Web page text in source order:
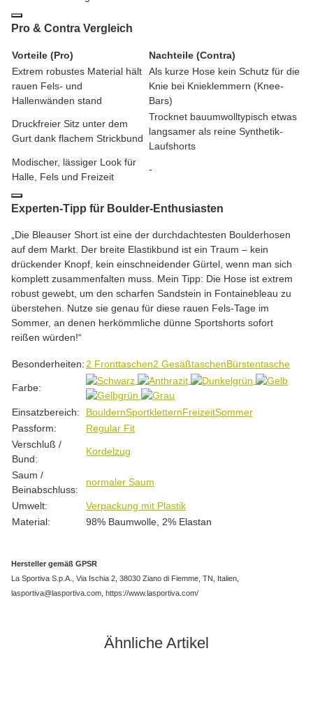
Pro & Contra Vergleich
Vorteile (Pro)
Nachteile (Contra)
Extrem robustes Material hält
rauen Fels- und
Hallenwänden stand
Als kurze Hose kein Schutz für die
Knie bei Knieklemmern (Knee-
Bars)
Druckfreier Sitz unter dem
Gurt dank flachem Strickbund
Trocknet bauumwolltypisch etwas
langsamer als reine Synthetik-
Laufshorts
Modischer, lässiger Look für
Halle, Fels und Freizeit
-
Experten-Tipp für Boulder-Enthusiasten
„Die Bleauser Short ist eine der durchdachtesten Boulderhosen
auf dem Markt. Der breite Elastikbund ist ein Traum – kein
drückender Knopf, kein einschneidender Gürtel, wenn man sich
komplett zusammenfalten muss. Mein Tipp: Die Hose ist extrem
robust gewebt, um den scharfen Sandstein in Fontainebleau zu
überstehen. Nutze sie genau für diese rauen Fels-Tage im
Sommer, an denen herkömmliche dünne Sportshorts sofort
reißen würden!“
Produkteigenschaft
Wert
Besonderheiten: 2 Fronttaschen2 GesäßtaschenBürstentasche
Farbe:
Einsatzbereich: BouldernSportkletternFreizeitSommer
Passform:
Regular Fit
Verschluß /
Bund:
Kordelzug
Saum /
Beinabschluss:
normaler Saum
Umwelt:
Verpackung mit Plastik
Material:
98% Baumwolle, 2% Elastan
Hersteller gemäß GPSR
La Sportiva S.p.A., Via Ischia 2, 38030 Ziano di Fiemme, TN, Italien,
lasportiva@lasportiva.com, https://www.lasportiva.com/
Ähnliche Artikel